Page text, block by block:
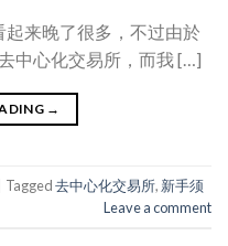
来晚了很多，不过由於
中心化交易所，而我 […]
→
Tagged去中心化交易所, 新手须
Leave a comment